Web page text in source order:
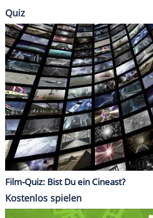
Quiz
Film-Quiz: Bist Du ein Cineast?
Kostenlos spielen